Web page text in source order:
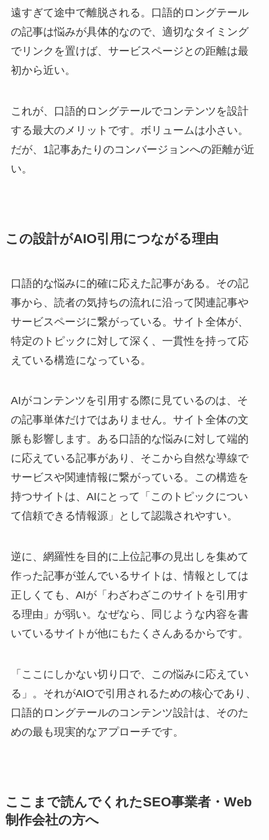
遠すぎて途中で離脱される。口語的ロングテール
の記事は悩みが具体的なので、適切なタイミング
でリンクを置けば、サービスページとの距離は最
初から近い。
これが、口語的ロングテールでコンテンツを設計
する最大のメリットです。ボリュームは小さい。
だが、1記事あたりのコンバージョンへの距離が近
い。
この設計がAIO引用につながる理由
口語的な悩みに的確に応えた記事がある。その記
事から、読者の気持ちの流れに沿って関連記事や
サービスページに繋がっている。サイト全体が、
特定のトピックに対して深く、一貫性を持って応
えている構造になっている。
AIがコンテンツを引用する際に見ているのは、そ
の記事単体だけではありません。サイト全体の文
脈も影響します。ある口語的な悩みに対して端的
に応えている記事があり、そこから自然な導線で
サービスや関連情報に繋がっている。この構造を
持つサイトは、AIにとって「このトピックについ
て信頼できる情報源」として認識されやすい。
逆に、網羅性を目的に上位記事の見出しを集めて
作った記事が並んでいるサイトは、情報としては
正しくても、AIが「わざわざこのサイトを引用す
る理由」が弱い。なぜなら、同じような内容を書
いているサイトが他にもたくさんあるからです。
「ここにしかない切り口で、この悩みに応えてい
る」。それがAIOで引用されるための核心であり、
口語的ロングテールのコンテンツ設計は、そのた
めの最も現実的なアプローチです。
ここまで読んでくれたSEO事業者・Web
制作会社の方へ